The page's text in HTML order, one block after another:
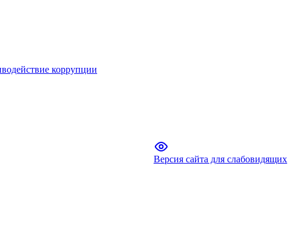
коррупции
Версия сайта для слабовидящих